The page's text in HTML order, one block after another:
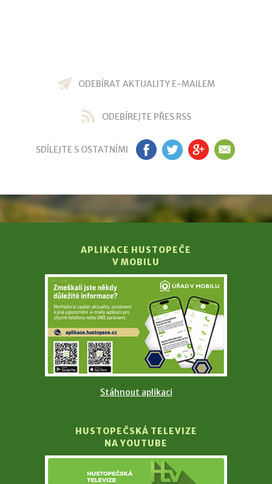
ODEBÍRAT AKTUALITY E-MAILEM
ODEBÍREJTE PŘES RSS
SDÍLEJTE S OSTATNÍMI FB TW GP EM
APLIKACE HUSTOPEČE
V MOBILU
Stáhnout aplikaci
HUSTOPEČSKÁ TELEVIZE
NA YOUTUBE